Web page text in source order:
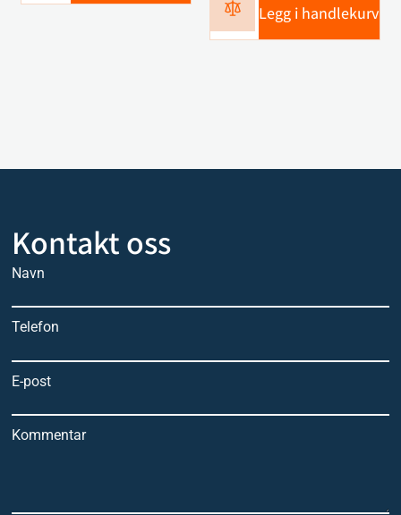
Legg i handlekurv
Kontakt oss
Navn
Telefon
E-post
Kommentar